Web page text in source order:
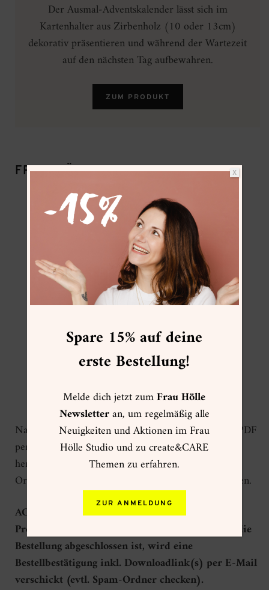
Der Ausmal-Adventskalender lässt sich im
Kartenhalter aus Zirbenholz (10 oder 13cm)
dekorativ präsentieren und während der Wartezeit
auf den nächsten Tag aufbewahren.
ZUM PRODUKT
FRAU HÖLLE EMPFEHLUNG:
Ausmalen (“Adult Coloring”) ist eine
wundervolle Möglichkeit, um in der
stressigen und hektischen
Vorweihnachtszeit abzuschalten und
jeden Tag 5 Minuten kreativ zu
werden. Und mit unserem Ausmal-
Adventskalender und den zugehörigen
Ausmalsets musst du dich nicht um die
Motive und Materialien dafür
Nach dem Kauf erhältst du die Download-Datei als PDF
per E-Mail zugeschickt. Diese Datei kannst du
herunterladen, die darauf abgebildete Vorlage in
Originalgröße auf DIN A5 ausdrucken und übertragen.
ACHTUNG: Es handelt sich hier um ein digitales
Produkt bzw. einen digitalen Download. Sobald die
Bestellung abgeschlossen ist, wird eine
Bestellbestätigung inkl. Downloadlink(s) per E-Mail
verschickt (evtl. Spam-Ordner checken).
Spare 15% auf deine
erste Bestellung!
Melde dich jetzt zumFrau Hölle
Newsletteran, um regelmäßig alle
Neuigkeiten und Aktionen im Frau
Hölle Studio und zu create&CARE
Themen zu erfahren.
ZUR ANMELDUNG
X